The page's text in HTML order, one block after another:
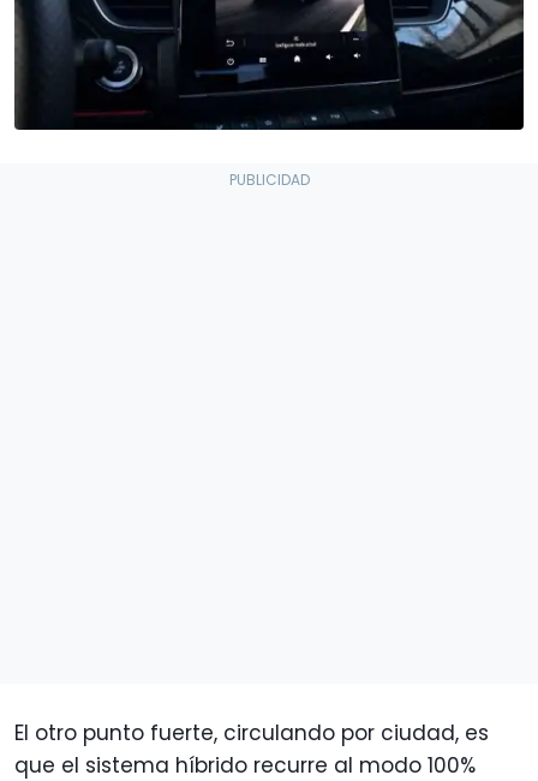
El otro punto fuerte, circulando por ciudad, es
que el sistema híbrido recurre al modo 100%